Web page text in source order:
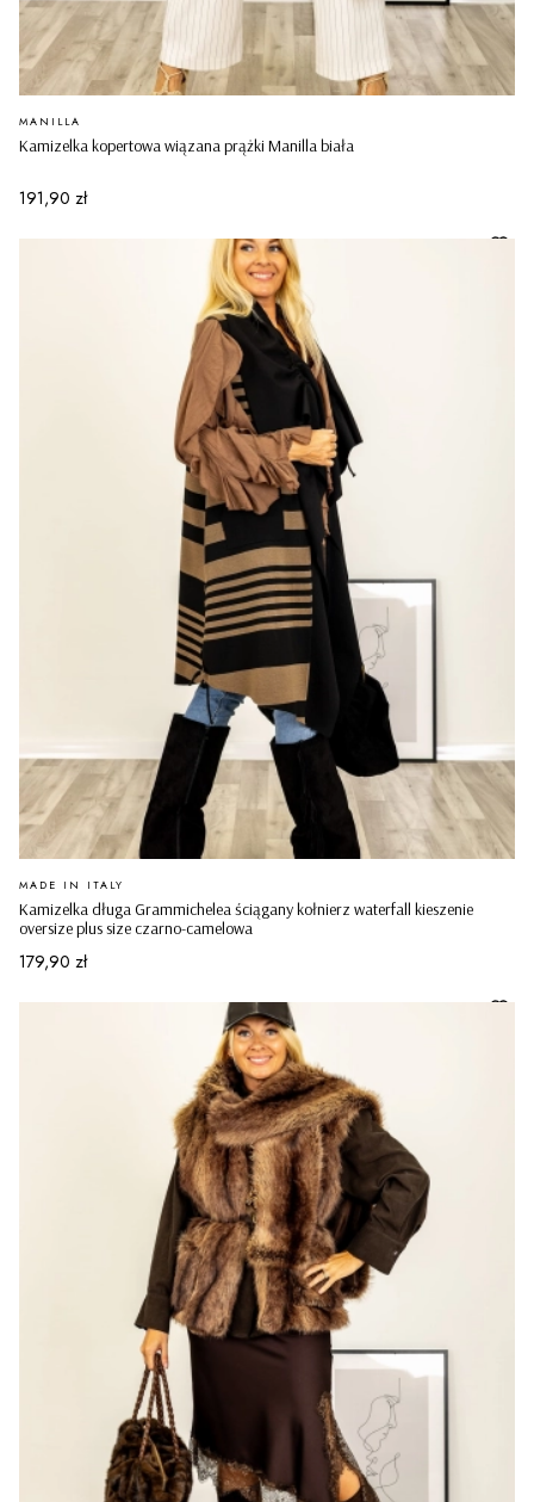
Kamizelka kopertowa wiązana prążki Manilla biała
PRODUCENT
MANILLA
Cena
191,90 zł
Kamizelka długa Grammichelea ściągany kołnierz waterfall kieszenie
oversize plus size czarno-camelowa
PRODUCENT
MADE IN ITALY
Cena
179,90 zł